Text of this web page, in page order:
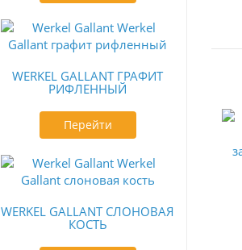
WERKEL GALLANT ГРАФИТ
РИФЛЕННЫЙ
Перейти
WERKEL GALLANT СЛОНОВАЯ
КОСТЬ